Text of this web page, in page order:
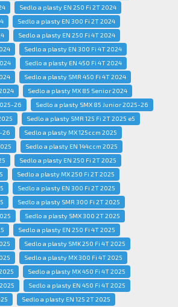
Sedlo a plasty EN 250 Fi 2T 2024
Sedlo a plasty EN 300 Fi 2T 2024
Sedlo a plasty EN 250 Fi 4T 2024
Sedlo a plasty EN 300 Fi 4T 2024
Sedlo a plasty EN 450 Fi 4T 2024
Sedlo a plasty SMR 450 Fi 4T 2024
Sedlo a plasty MX 85 Senior 2024
26
Sedlo a plasty SMX 85 Junior 2025-26
Sedlo a plasty SMR 125 Fi 2T 2025 e5
26
Sedlo a plasty MX 125ccm 2025
Sedlo a plasty EN 144ccm 2025
Sedlo a plasty EN 250 Fi 2T 2025
Sedlo a plasty MX 250 Fi 2T 2025
Sedlo a plasty EN 300 Fi 2T 2025
Sedlo a plasty SMR 300 Fi 2T 2025
Sedlo a plasty SMX 300 2T 2025
Sedlo a plasty EN 250 Fi 4T 2025
Sedlo a plasty SMK 250 Fi 4T 2025
Sedlo a plasty MX 300 Fi 4T 2025
Sedlo a plasty MX 450 Fi 4T 2025
Sedlo a plasty EN 450 Fi 4T 2025
Sedlo a plasty EN 125 2T 2025